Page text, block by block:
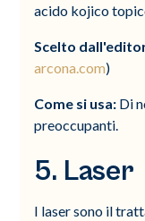
acido kojico
Scelto
arcona.com)
Come si usa: Di
preoccupanti.
5. Laser
I laser sono il